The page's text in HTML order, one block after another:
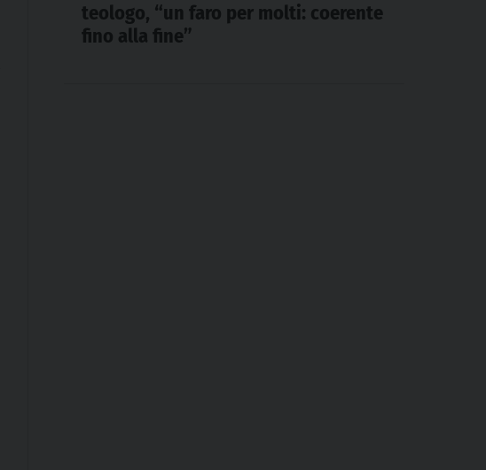
teologo, “un faro per molti: coerente
fino alla fine”